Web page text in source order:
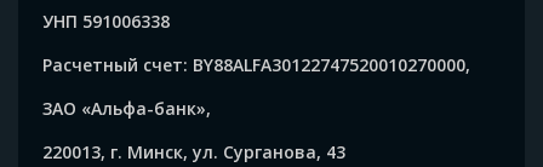
УНП 591006338
Расчетный счет: BY88ALFA30122747520010270000,
ЗАО «Альфа-банк»,
220013, г. Минск, ул. Сурганова, 43